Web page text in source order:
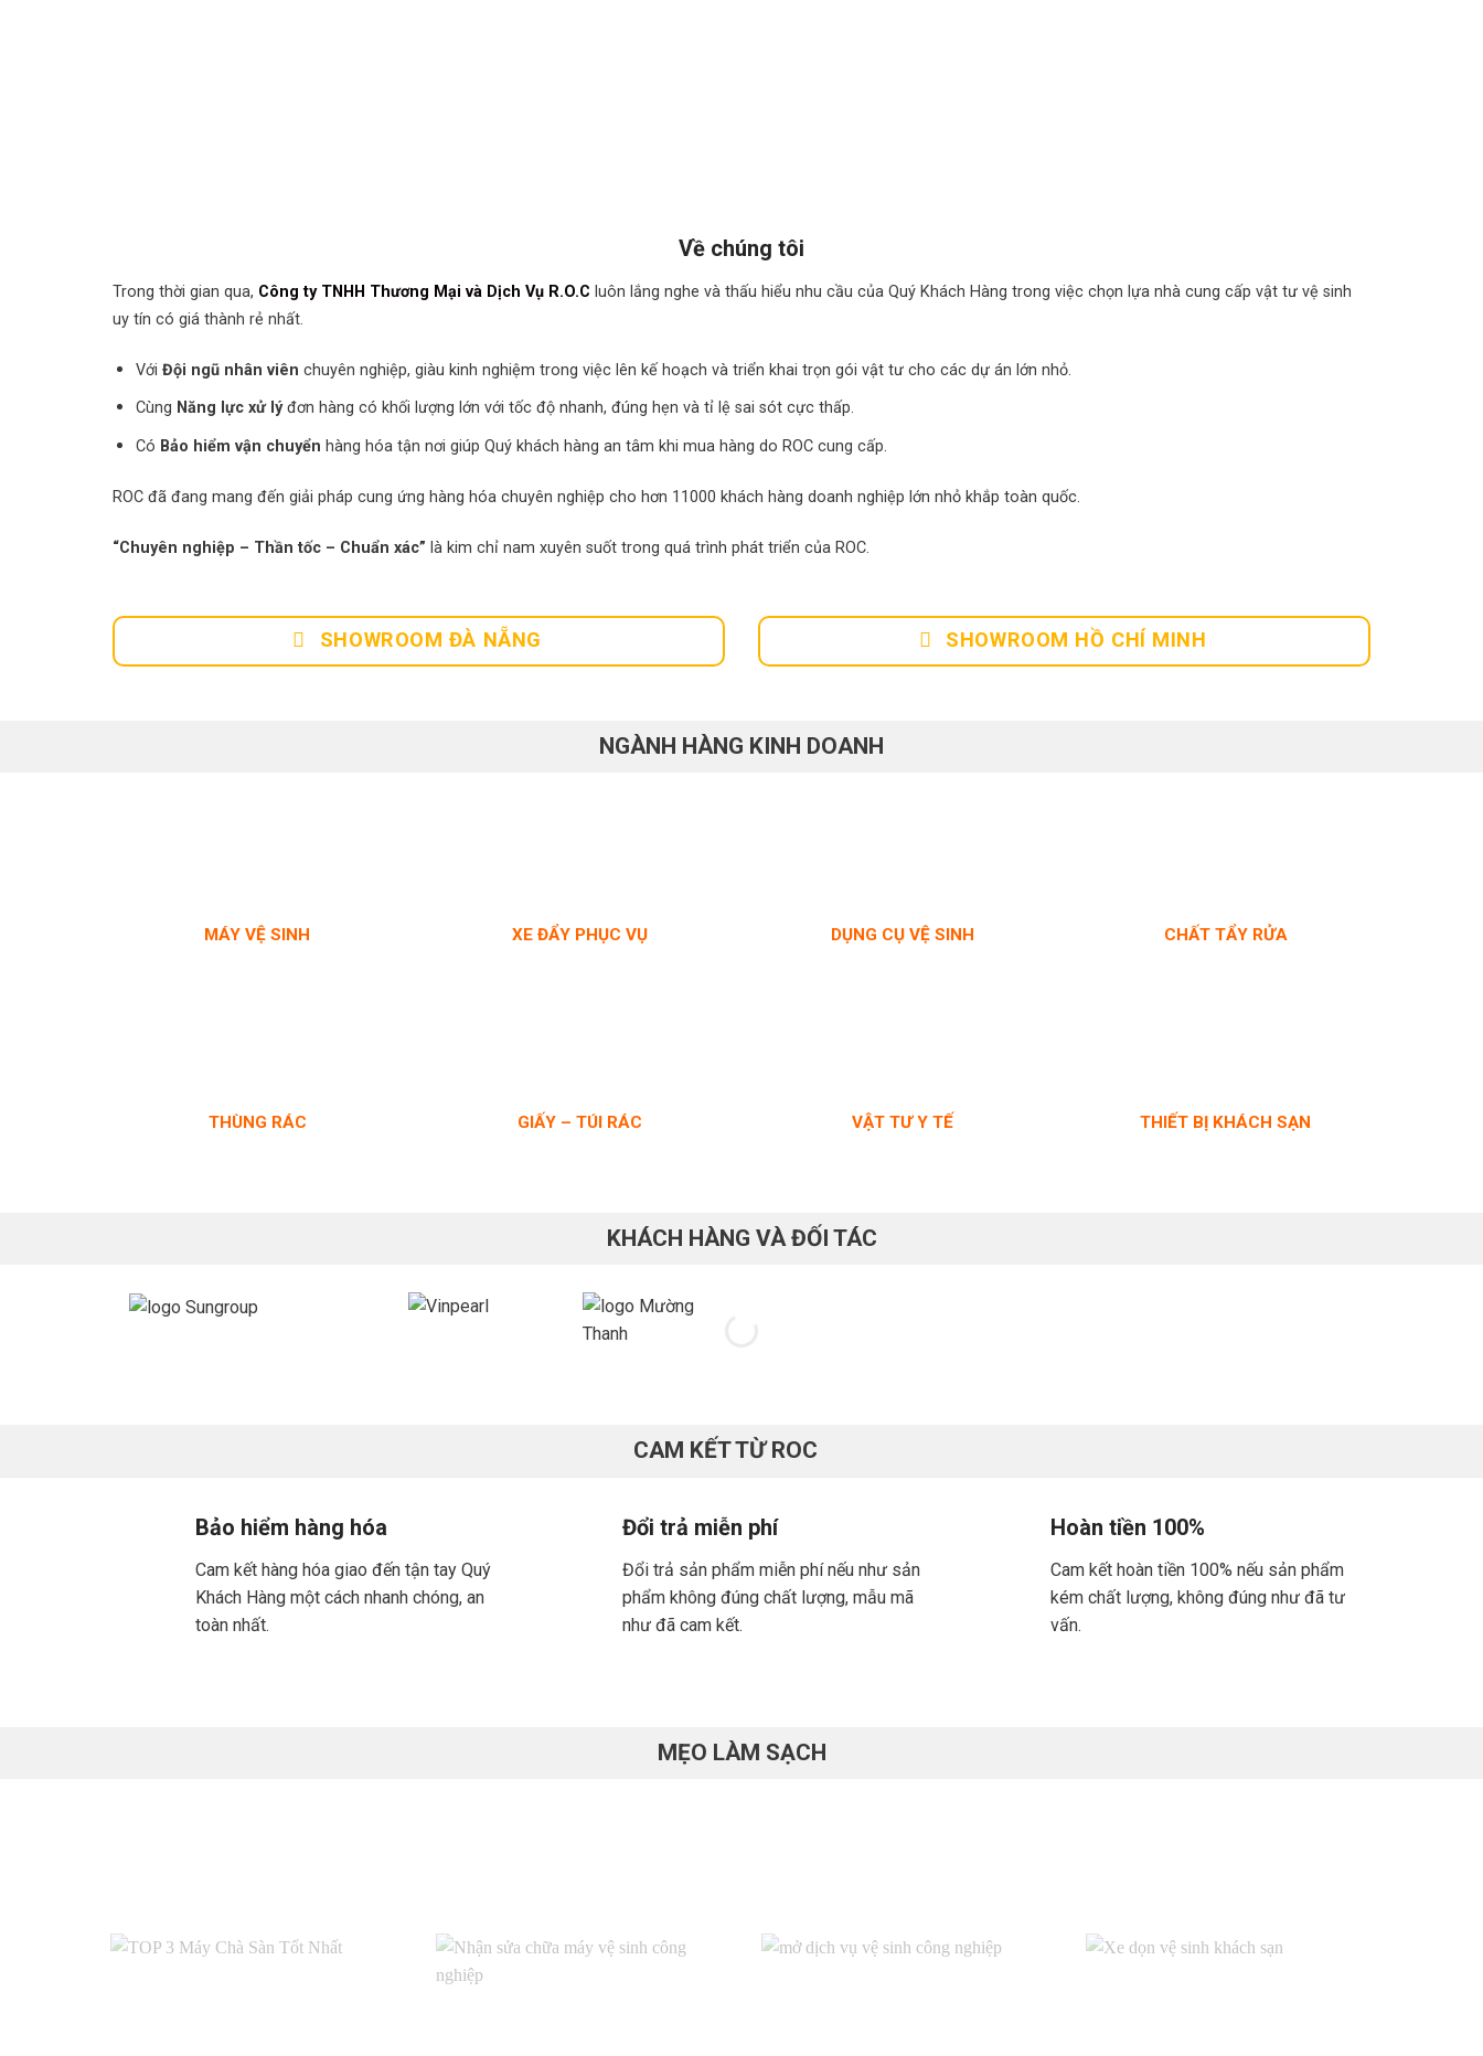
Về chúng tôi
Trong thời gian qua, Công ty TNHH Thương Mại và Dịch Vụ R.O.C luôn lắng nghe và thấu hiểu nhu cầu của Quý Khách Hàng trong việc chọn lựa nhà cung cấp vật tư vệ sinh
uy tín có giá thành rẻ nhất.
Với Đội ngũ nhân viên chuyên nghiệp, giàu kinh nghiệm trong việc lên kế hoạch và triển khai trọn gói vật tư cho các dự án lớn nhỏ.
Cùng Năng lực xử lýđơn hàng có khối lượng lớn với tốc độ nhanh, đúng hẹn và tỉ lệ sai sót cực thấp.
Có Bảo hiểm vận chuyển hàng hóa tận nơi giúp Quý khách hàng an tâm khi mua hàng do ROC cung cấp.
ROC đã đang mang đến giải pháp cung ứng hàng hóa chuyên nghiệp cho hơn 11000 khách hàng doanh nghiệp lớn nhỏ khắp toàn quốc.
“Chuyên nghiệp – Thần tốc – Chuẩn xác” là kim chỉ nam xuyên suốt trong quá trình phát triển của ROC.
SHOWROOM ĐÀ NẴNG SHOWROOM HỒ CHÍ MINH
NGÀNH HÀNG KINH DOANH
MÁY VỆ SINH XE ĐẨY PHỤC VỤ DỤNG CỤ VỆ SINH CHẤT TẨY RỬA
THÙNG RÁC GIẤY – TÚI RÁC VẬT TƯ Y TẾ THIẾT BỊ KHÁCH SẠN
KHÁCH HÀNG VÀ ĐỐI TÁC
CAM KẾT TỪ ROC
Bảo hiểm hàng hóa
Cam kết hàng hóa giao đến tận tay Quý
Khách Hàng một cách nhanh chóng, an
toàn nhất.
Đổi trả miễn phí
Đổi trả sản phẩm miễn phí nếu như sản
phẩm không đúng chất lượng, mẫu mã
như đã cam kết.
Hoàn tiền 100%
Cam kết hoàn tiền 100% nếu sản phẩm
kém chất lượng, không đúng như đã tư
vấn.
MẸO LÀM SẠCH